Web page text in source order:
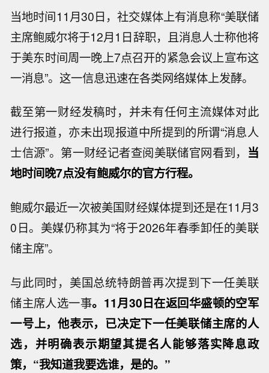
当地时间11月30日，社交媒体上有消息称“美联储
主席鲍威尔将于12月1日辞职，且消息人士称他将
于美东时间周一晚上7点召开的紧急会议上宣布这
一消息”。这一信息迅速在各类网络媒体上发酵。
截至第一财经发稿时，并未有任何主流媒体对此
进行报道，亦未出现报道中所提到的所谓“消息人
士信源”。第一财经记者查阅美联储官网看到， 当
地时间晚7点没有鲍威尔的官方行程。
鲍威尔最近一次被美国财经媒体提到还是在11月3
0日。美媒仍称其为“将于2026年春季卸任的美联
储主席”。
与此同时，美国总统特朗普再次提到下一任美联
储主席人选一事。11月30日在返回华盛顿的空军
一号上，他表示，已决定下一任美联储主席的人
选，并明确表示期望其提名人能够落实降息政
策，“我知道我要选谁，是的。”